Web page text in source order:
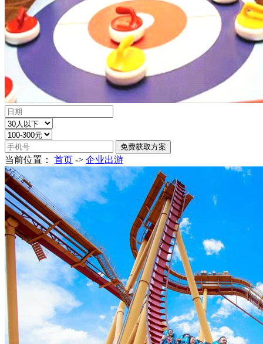
当前位置： 首页 -> 企业出游